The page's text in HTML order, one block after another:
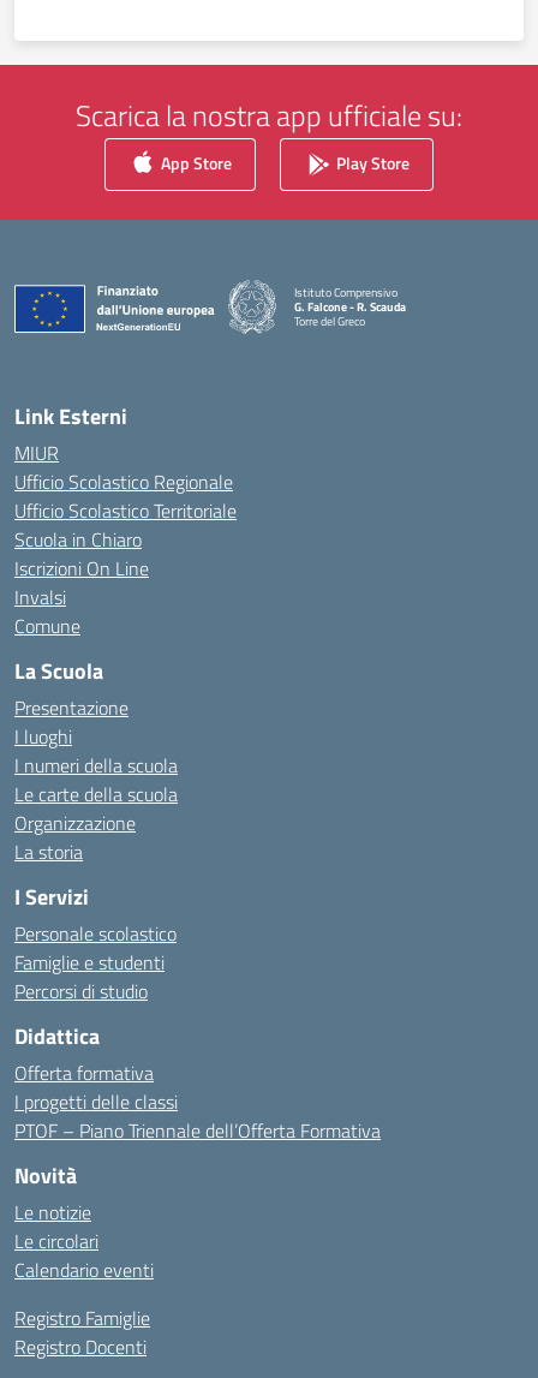
Scarica la nostra app ufficiale su:
App Store Play Store
Istituto Comprensivo
G. Falcone - R. Scauda
Torre del Greco
Link Esterni
MIUR
Ufficio Scolastico Regionale
Ufficio Scolastico Territoriale
Scuola in Chiaro
Iscrizioni On Line
Invalsi
Comune
La Scuola
Presentazione
I luoghi
I numeri della scuola
Le carte della scuola
Organizzazione
La storia
I Servizi
Personale scolastico
Famiglie e studenti
Percorsi di studio
Didattica
Offerta formativa
I progetti delle classi
PTOF – Piano Triennale dell’Offerta Formativa
Novità
Le notizie
Le circolari
Calendario eventi
Registro Famiglie
Registro Docenti